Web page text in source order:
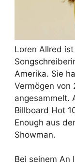
Loren Allred
Amerika. Sie
Vermögen von
angesammelt.
Billboard Hot
Enough aus
Showman.
Bei seinem An